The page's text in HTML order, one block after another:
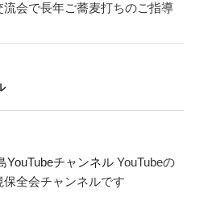
会で長年ご蕎麦打ちのご指導
YouTubeチャンネル YouTubeの
全会チャンネルです